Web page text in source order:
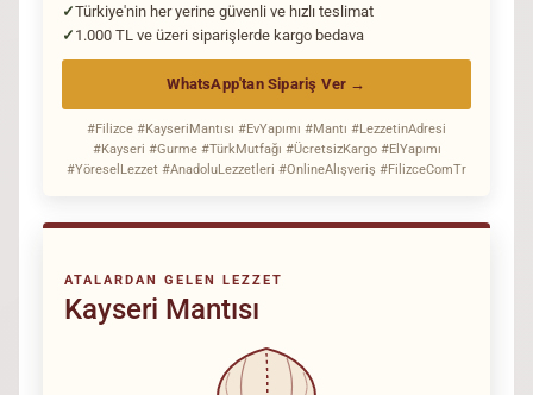
ATALARDAN GELEN LEZZET
Kayseri Mantısı
Türkiye'nin her yerine güvenli ve hızlı teslimat
1.000 TL ve üzeri siparişlerde kargo bedava
WhatsApp'tan Sipariş Ver →
#Filizce #KayseriMantısı #EvYapımı #Mantı #LezzetinAdresi
#Kayseri #Gurme #TürkMutfağı #ÜcretsizKargo #ElYapımı
#YöreselLezzet #AnadoluLezzetleri #OnlineAlışveriş #FilizceComTr